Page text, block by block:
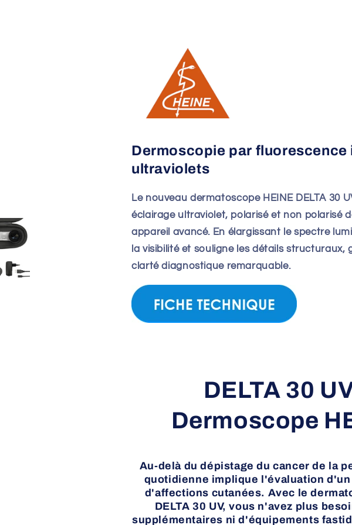
Dermoscopie par fluorescence
ultraviolets
Le nouveau dermatoscope HEINE DELTA 30
éclairage ultraviolet, polarisé et non polarisé
appareil avancé. En élargissant le spectre
la visibilité et souligne les détails structuraux,
clarté diagnostique remarquable.
DELTA 30
Dermoscope
Au-delà du dépistage du cancer de la
quotidienne implique l'évaluation
d'affections cutanées. Avec le
DELTA 30 UV, vous n'avez plus
supplémentaires ni d'équipements